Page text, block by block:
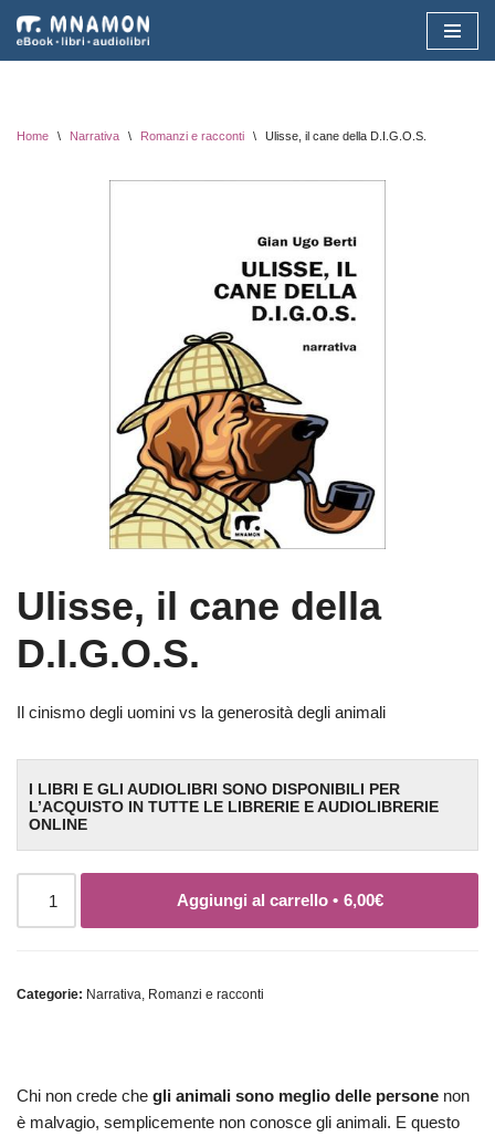
Vai
Home \ Narrativa \ Romanzi e racconti \ Ulisse, il cane della D.I.G.O.S.
Ulisse, il cane della
D.I.G.O.S.
Il cinismo degli uomini vs la generosità degli animali
I LIBRI E GLI AUDIOLIBRI SONO DISPONIBILI PER
L’ACQUISTO IN TUTTE LE LIBRERIE E AUDIOLIBRERIE
ONLINE
Aggiungi al carrello • 6,00€
Categorie: Narrativa, Romanzi e racconti
Chi non crede che gli animali sono meglio delle persone non
è malvagio, semplicemente non conosce gli animali. E questo